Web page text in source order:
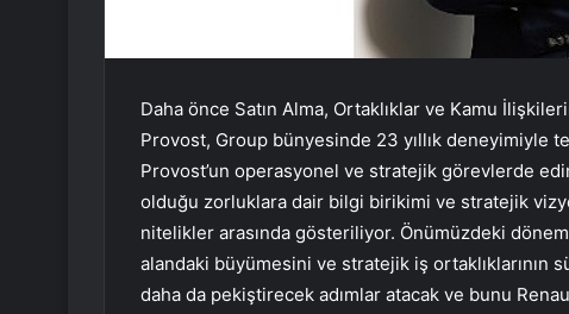
Daha önce Satın Alma, Ortaklıklar ve Kamu
Provost, Group bünyesinde 23 yıllık deneyimiyle
Provost’un operasyonel ve stratejik görevlerde
olduğu zorluklara dair bilgi birikimi ve stratejik
nitelikler arasında gösteriliyor. Önümüzdeki
alandaki büyümesini ve stratejik iş ortaklıklarının
daha da pekiştirecek adımlar atacak ve bunu